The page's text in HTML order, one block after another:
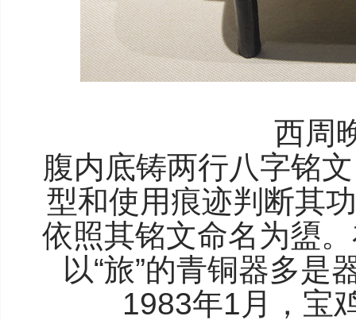
西周
腹内底铸两行八字铭
型和使用痕迹判断其
依照其铭文命名为盨
以“旅”的青铜器多是
1983年1月，宝